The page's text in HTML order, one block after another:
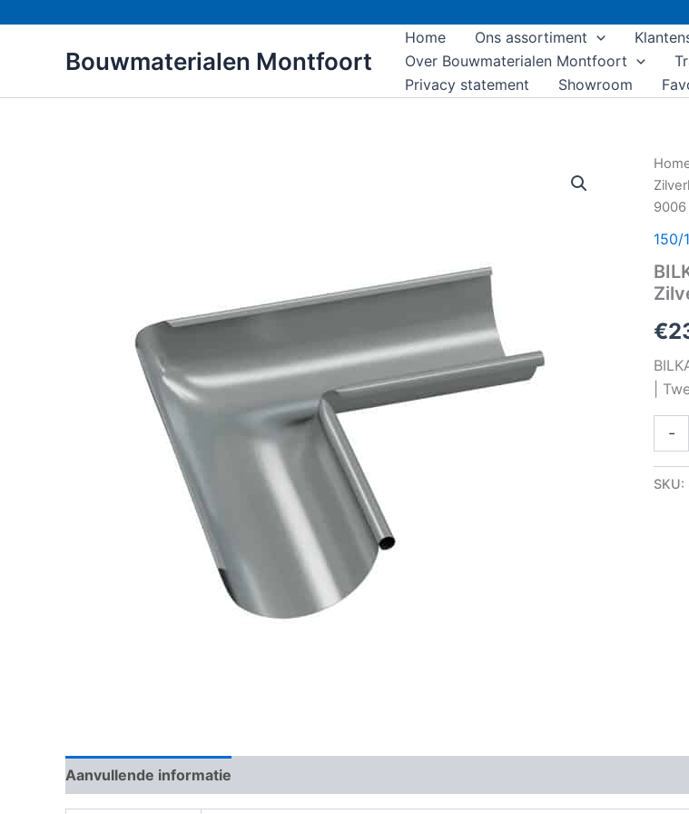
Bouwmaterialen Montfoort
Home Ons assortiment
Over Bouwmaterialen Montfoort
Privacy statement
Showroom
150/
€
|
-
BILKA
|
150mm
|
RAL
glossy
aantal
SKU:
Aanvullende informatie